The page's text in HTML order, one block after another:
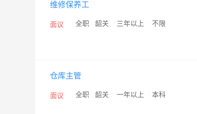
维修保养工
面议 全职 韶关 三年以上 不限
仓库主管
面议 全职 韶关 一年以上 本科